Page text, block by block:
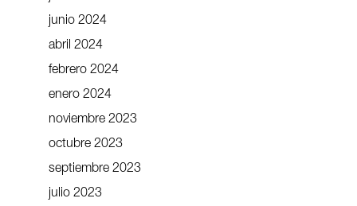
junio 2024
abril 2024
febrero 2024
enero 2024
noviembre 2023
octubre 2023
septiembre 2023
julio 2023